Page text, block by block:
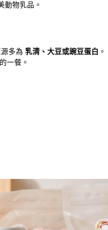
動物乳品。
源多為 乳清、大豆或豌豆蛋白 。
一餐。